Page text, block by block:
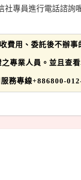
專員進行電話諮詢
費用、委託後不辦
專業人員。並且查
務專線+886800-